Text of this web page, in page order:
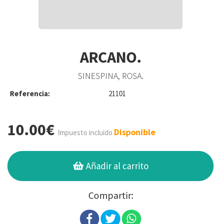
ARCANO.
SINESPINA, ROSA.
Referencia: 21101
10.00€ Impuesto incluido Disponible
Añadir al carrito
Compartir: